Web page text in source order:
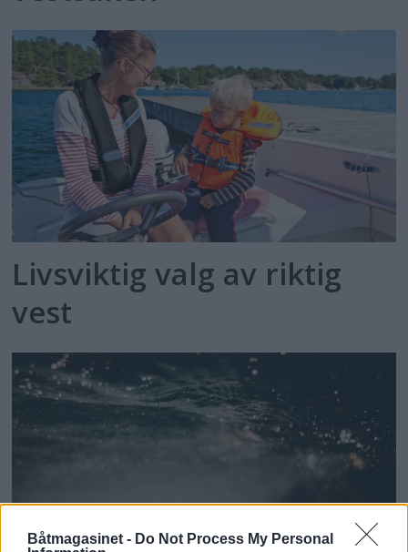
Båtmagasinet - Do Not Process My Personal
Livsviktig valg av riktig
vest